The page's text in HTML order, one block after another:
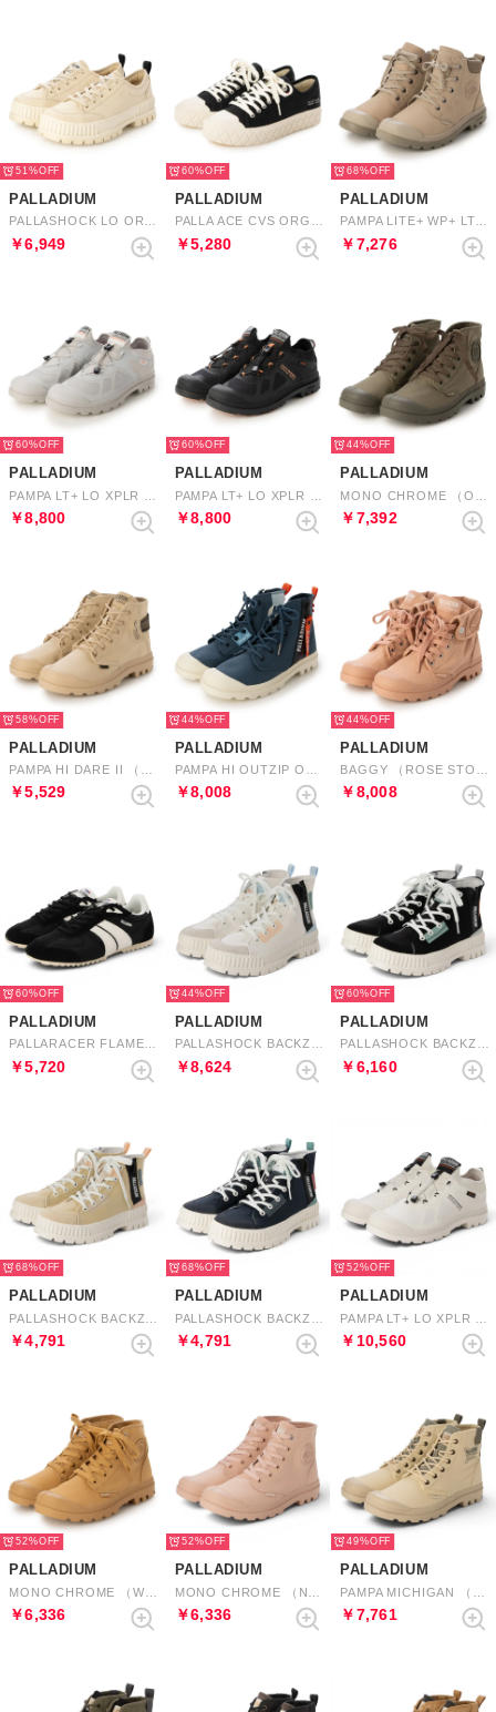
51%
PALLADIUM
PALLASHOCK LO ORG 2 （SAHARA）
￥6,949
60%
PALLADIUM
PALLA ACE CVS ORG （BLACK/WHTCAPGRAY）
￥5,280
68%
PALLADIUM
PAMPA LITE+ WP+ LTH ZIP （FEATHER GRAY）
￥7,276
60%
PALLADIUM
￥8,800
60%
PALLADIUM
￥8,800
44%
PALLADIUM
￥7,392
58%
PALLADIUM
￥5,529
44%
PALLADIUM
￥8,008
44%
PALLADIUM
￥8,008
60%
PALLADIUM
￥5,720
44%
PALLADIUM
￥8,624
60%
PALLADIUM
￥6,160
68%
PALLADIUM
￥4,791
68%
PALLADIUM
￥4,791
52%
PALLADIUM
￥10,560
52%
PALLADIUM
￥6,336
52%
PALLADIUM
￥6,336
49%
PALLADIUM
￥7,761